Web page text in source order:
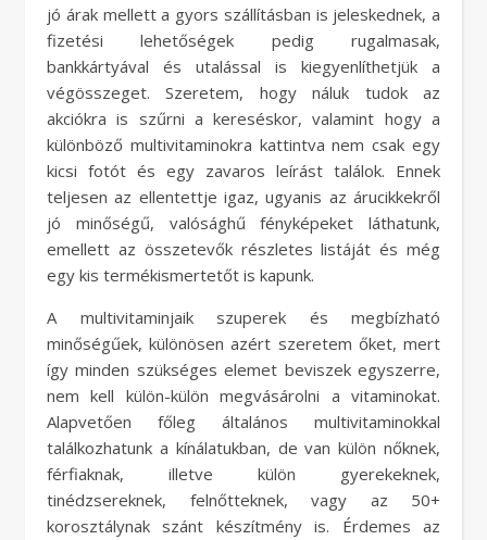
jó árak mellett a gyors szállításban is jeleskednek, a
fizetési lehetőségek pedig rugalmasak,
bankkártyával és utalással is kiegyenlíthetjük a
végösszeget. Szeretem, hogy náluk tudok az
akciókra is szűrni a kereséskor, valamint hogy a
különböző multivitaminokra kattintva nem csak egy
kicsi fotót és egy zavaros leírást találok. Ennek
teljesen az ellentettje igaz, ugyanis az árucikkekről
jó minőségű, valósághű fényképeket láthatunk,
emellett az összetevők részletes listáját és még
egy kis termékismertetőt is kapunk.
A multivitaminjaik szuperek és megbízható
minőségűek, különösen azért szeretem őket, mert
így minden szükséges elemet beviszek egyszerre,
nem kell külön-külön megvásárolni a vitaminokat.
Alapvetően főleg általános multivitaminokkal
találkozhatunk a kínálatukban, de van külön nőknek,
férfiaknak, illetve külön gyerekeknek,
tinédzsereknek, felnőtteknek, vagy az 50+
korosztálynak szánt készítmény is. Érdemes az